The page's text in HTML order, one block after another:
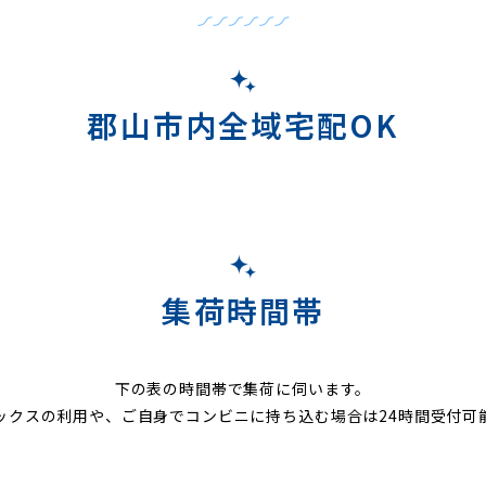
郡山市内全域宅配OK
集荷時間帯
下の表の時間帯で集荷に伺います。
クスの利用や、ご自身でコンビニに持ち込む場合は24時間受付可